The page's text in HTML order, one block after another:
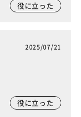
役に立った
2025/07/21
役に立った